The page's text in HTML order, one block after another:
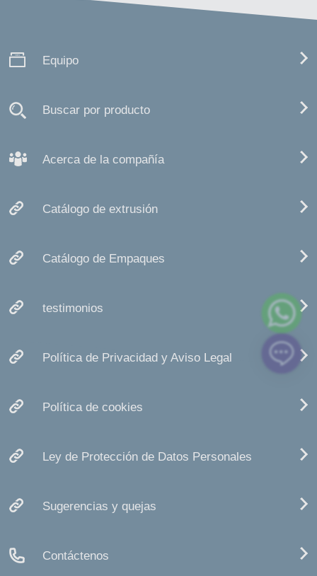
Equipo
Buscar por producto
Acerca de la compañía
Catálogo de extrusión
Catálogo de Empaques
testimonios
Política de Privacidad y Aviso Legal
Política de cookies
Ley de Protección de Datos Personales
Sugerencias y quejas
Contáctenos